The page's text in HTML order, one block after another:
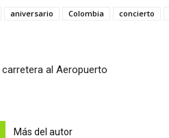
aniversario Colombia concierto
al Aeropuerto
Más del autor